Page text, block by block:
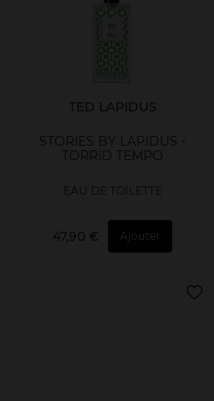
TED LAPIDUS
STORIES BY LAPIDUS -
TORRID TEMPO
EAU DE TOILETTE
47,90 € Ajouter